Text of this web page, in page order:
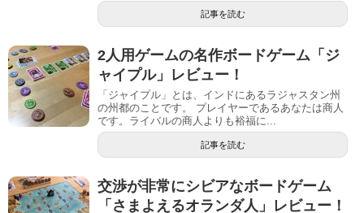
記事を読む
2人用ゲームの名作ボードゲーム「ジ
ャイプル」レビュー！
「ジャイプル」とは、インドにあるラジャスタン州
の州都のことです。 プレイヤーであるあなたは商人
です。ライバルの商人よりも裕福に...
記事を読む
交渉が非常にシビアなボードゲーム
「さまよえるオランダ人」レビュー！